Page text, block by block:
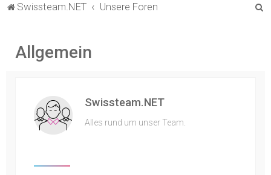
Swissteam.NET Unsere Foren
Allgemein
Swissteam.NET
Alles rund um unser Team.